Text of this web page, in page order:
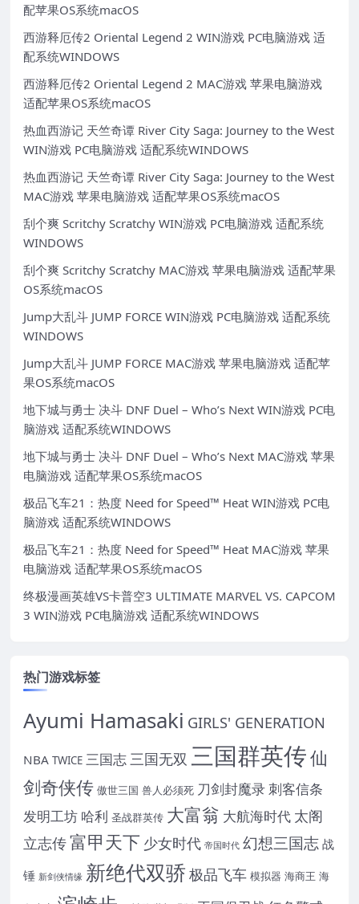
配苹果OS系统macOS
西游释厄传2 Oriental Legend 2 WIN游戏 PC电脑游戏 适
配系统WINDOWS
西游释厄传2 Oriental Legend 2 MAC游戏 苹果电脑游戏
适配苹果OS系统macOS
热血西游记 天竺奇谭 River City Saga: Journey to the West
WIN游戏 PC电脑游戏 适配系统WINDOWS
热血西游记 天竺奇谭 River City Saga: Journey to the West
MAC游戏 苹果电脑游戏 适配苹果OS系统macOS
刮个爽 Scritchy Scratchy WIN游戏 PC电脑游戏 适配系统
WINDOWS
刮个爽 Scritchy Scratchy MAC游戏 苹果电脑游戏 适配苹果
OS系统macOS
Jump大乱斗 JUMP FORCE WIN游戏 PC电脑游戏 适配系统
WINDOWS
Jump大乱斗 JUMP FORCE MAC游戏 苹果电脑游戏 适配苹
果OS系统macOS
地下城与勇士 决斗 DNF Duel – Who’s Next WIN游戏 PC电
脑游戏 适配系统WINDOWS
地下城与勇士 决斗 DNF Duel – Who’s Next MAC游戏 苹果
电脑游戏 适配苹果OS系统macOS
极品飞车21：热度 Need for Speed™ Heat WIN游戏 PC电
脑游戏 适配系统WINDOWS
极品飞车21：热度 Need for Speed™ Heat MAC游戏 苹果
电脑游戏 适配苹果OS系统macOS
终极漫画英雄VS卡普空3 ULTIMATE MARVEL VS. CAPCOM
3 WIN游戏 PC电脑游戏 适配系统WINDOWS
热门游戏标签
Ayumi Hamasaki GIRLS' GENERATION
NBA TWICE 三国志 三国无双 三国群英传仙
剑奇侠传 傲世三国 兽人必须死 刀剑封魔录刺客信条
发明工坊 哈利 圣战群英传 大富翁 大航海时代 太阁
立志传富甲天下 少女时代 帝国时代 幻想三国志 战
锤 新剑侠情缘 新绝代双骄 极品飞车 模拟器 海商王 海